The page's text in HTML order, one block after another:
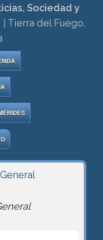
Sociedad y
Tierra del Fuego,